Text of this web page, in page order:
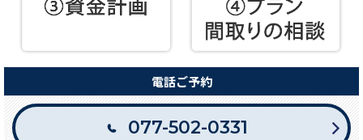
電話ご予約
077-502-0331